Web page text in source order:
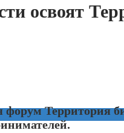
освоят
форум Территория